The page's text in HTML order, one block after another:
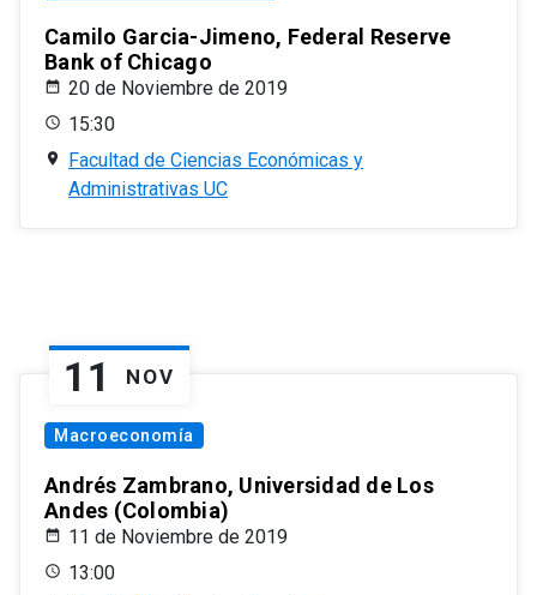
Camilo Garcia-Jimeno, Federal Reserve
Bank of Chicago
20 de Noviembre de 2019
15:30
Facultad de Ciencias Económicas y
Administrativas UC
11 NOV
Macroeconomía
Andrés Zambrano, Universidad de Los
Andes (Colombia)
11 de Noviembre de 2019
13:00